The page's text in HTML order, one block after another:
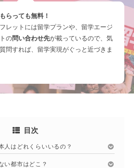
らっても無料！
レットには留学プランや、留学エージ
の問い合わせ先が載っているので、気
問すれば、留学実現がぐっと近づきま
目次
人はどれくらいいるの？
い都市はどこ？